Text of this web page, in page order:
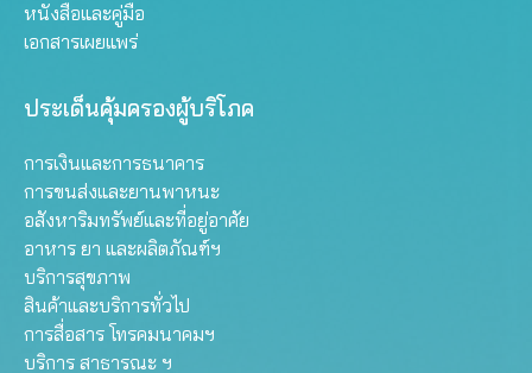
หนังสือและคู่มือ
เอกสารเผยแพร่
ประเด็นคุ้มครองผู้บริโภค
การเงินและการธนาคาร
การขนส่งและยานพาหนะ
อสังหาริมทรัพย์และที่อยู่อาศัย
อาหาร ยา และผลิตภัณฑ์ฯ
บริการสุขภาพ
สินค้าและบริการทั่วไป
การสื่อสาร โทรคมนาคมฯ
บริการ สาธารณะ ฯ